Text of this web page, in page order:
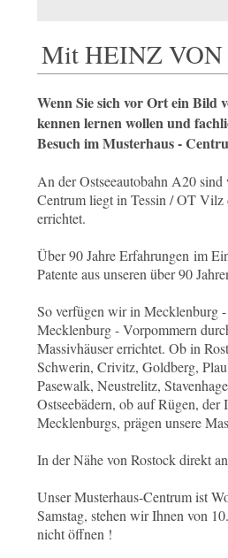
Mit HEINZ VON
Wenn Sie sich vor Ort ein Bild
kennen lernen wollen und
Besuch im Musterhaus -
An der Ostseeautobahn A20
Centrum liegt in Tessin / OT
errichtet.
Über 90 Jahre Erfahrungen im
Patente aus unseren über 90
So verfügen wir in Mecklenburg
Mecklenburg - Vorpommern
Massivhäuser errichtet. Ob in
Schwerin, Crivitz, Goldberg,
Pasewalk, Neustrelitz,
Ostseebädern, ob auf Rügen,
Mecklenburgs, prägen unsere
In der Nähe von Rostock direkt
Unser Musterhaus-Centrum ist
Samstag, stehen wir Ihnen von
nicht öffnen !